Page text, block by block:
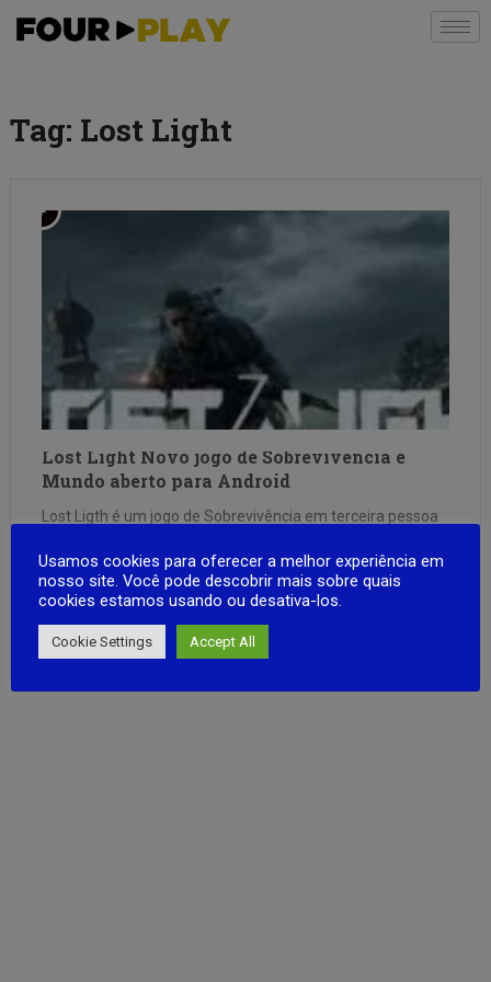
Tag: Lost Light
Lost Light Novo jogo de Sobrevivencia e
Mundo aberto para Android
Lost Ligth é um jogo de Sobrevivência em terceira pessoa
Netease , o game conta com Gráficos AAA e jogabilidade
de primeira. O jogo conta com uma grande quantidade de
usar durante …
FULL ARTICLE
Usamos cookies para oferecer a melhor experiência em
nosso site. Você pode descobrir mais sobre quais
cookies estamos usando ou desativa-los.
Cookie Settings Accept All